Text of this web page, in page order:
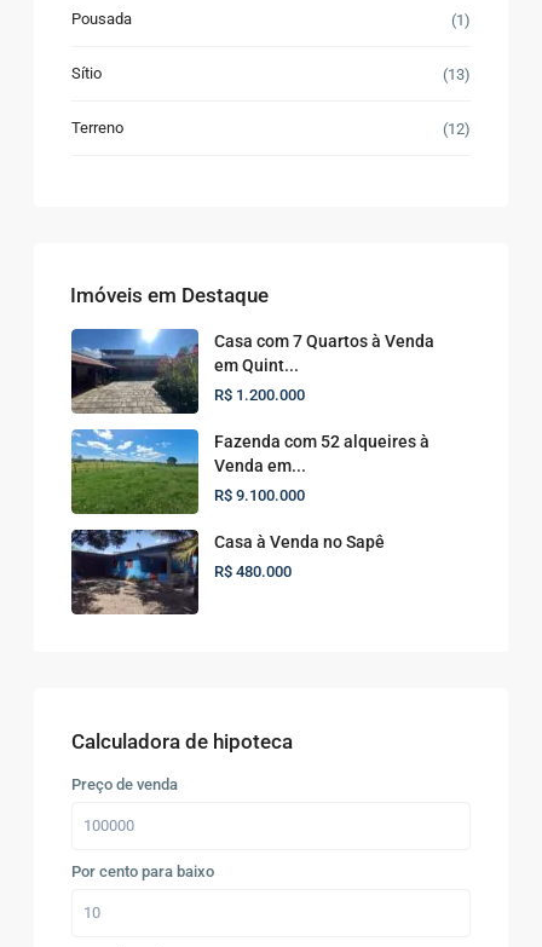
Pousada (1)
Sítio (13)
Terreno (12)
Imóveis em Destaque
Casa com 7 Quartos à Venda
em Quint...
R$ 1.200.000
Fazenda com 52 alqueires à
Venda em...
R$ 9.100.000
Casa à Venda no Sapê
R$ 480.000
Calculadora de hipoteca
Preço de venda
Por cento para baixo